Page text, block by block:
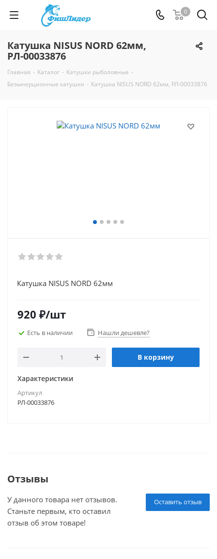
0
Катушка NISUS NORD 62мм,
РЛ-00033876
Главная - Каталог - Катушки рыболовные -
Безынерционные катушки - Катушка NISUS NORD 62мм, РЛ-00033876
Катушка NISUS NORD 62мм
920 ₽/шт
Есть в наличии Нашли дешевле?
В корзину
Характеристики
Артикул
РЛ-00033876
Отзывы
Оставить отзыв
У данного товара нет отзывов.
Станьте первым, кто оставил
отзыв об этом товаре!